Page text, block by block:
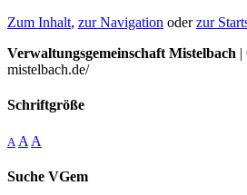
Zum Inhalt, zur Navigation oderzur
Verwaltungsgemeinschaft Mistelbach |
mistelbach.de/
Schriftgröße
A A A
Suche VGem